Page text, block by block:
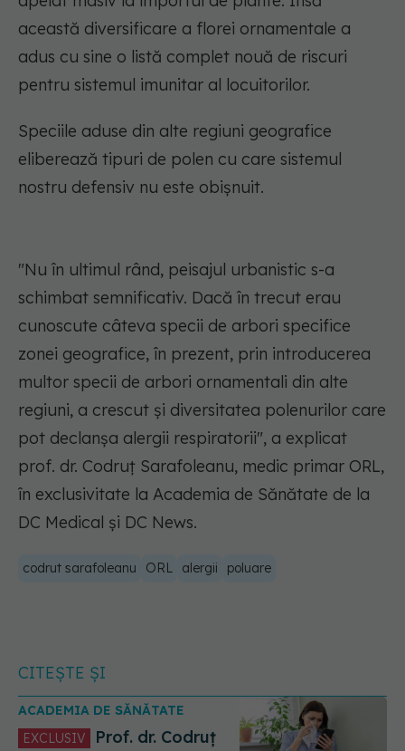
această diversificare a florei ornamentale a
adus cu sine o listă complet nouă de riscuri
pentru sistemul imunitar al locuitorilor.
Speciile aduse din alte regiuni geografice
eliberează tipuri de polen cu care sistemul
nostru defensiv nu este obișnuit.
"Nu în ultimul rând, peisajul urbanistic s-a
schimbat semnificativ. Dacă în trecut erau
cunoscute câteva specii de arbori specifice
zonei geografice, în prezent, prin introducerea
multor specii de arbori ornamentali din alte
regiuni, a crescut și diversitatea polenurilor care
pot declanșa alergii respiratorii", a explicat
prof. dr. Codruț Sarafoleanu, medic primar ORL,
în exclusivitate la Academia de Sănătate de la
DC Medical și DC News.
codrut sarafoleanu ORL alergii poluare
CITEȘTE ȘI
ACADEMIA DE SĂNĂTATE
EXCLUSIV